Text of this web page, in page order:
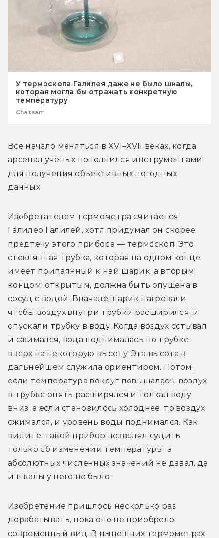
У термоскопа Галилея даже не было шкалы,
которая могла бы отражать конкретную
температуру
Chatsam
Всё начало меняться в XVI–XVII веках, когда
арсенал учёных пополнился инструментами
для получения объективных погодных
данных.
Изобретателем термометра считается
Галилео Галилей, хотя придумал он скорее
предтечу этого прибора — термоскоп. Это
стеклянная трубка, которая на одном конце
имеет припаянный к ней шарик, а вторым
концом, открытым, должна быть опущена в
сосуд с водой. Вначале шарик нагревали,
чтобы воздух внутри трубки расширился, и
опускали трубку в воду. Когда воздух остывал
и сжимался, вода поднималась по трубке
вверх на некоторую высоту. Эта высота в
дальнейшем служила ориентиром. Потом,
если температура вокруг повышалась, воздух
в трубке опять расширялся и толкал воду
вниз, а если становилось холоднее, то воздух
сжимался, и уровень воды поднимался. Как
видите, такой прибор позволял судить
только об изменении температуры, а
абсолютных численных значений не давал, да
и шкалы у него не было.
Изобретение пришлось несколько раз
дорабатывать, пока оно не приобрело
современный вид. В нынешних термометрах